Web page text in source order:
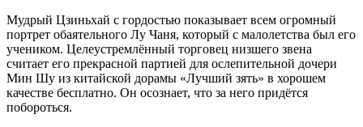
Мудрый Цзиньхай с гордостью показывает всем огромный
портрет обаятельного Лу Чаня, который с малолетства был его
учеником. Целеустремлённый торговец низшего звена
считает его прекрасной партией для ослепительной дочери
Мин Шу из китайской дорамы «Лучший зять» в хорошем
качестве бесплатно. Он осознает, что за него придётся
побороться.